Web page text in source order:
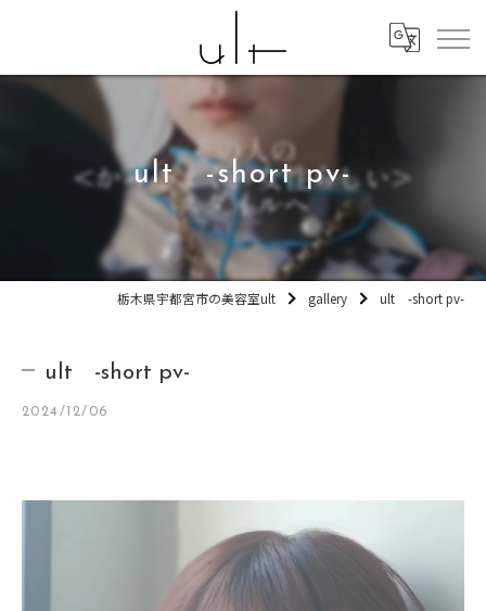
ult -short pv-
栃木県宇都宮市の美容室ult gallery ult -short pv-
ult -short pv-
2024/12/06